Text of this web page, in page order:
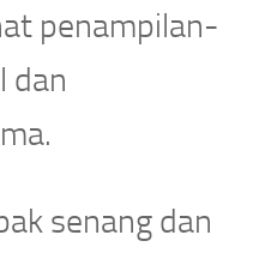
penampilan-
dan
senang dan